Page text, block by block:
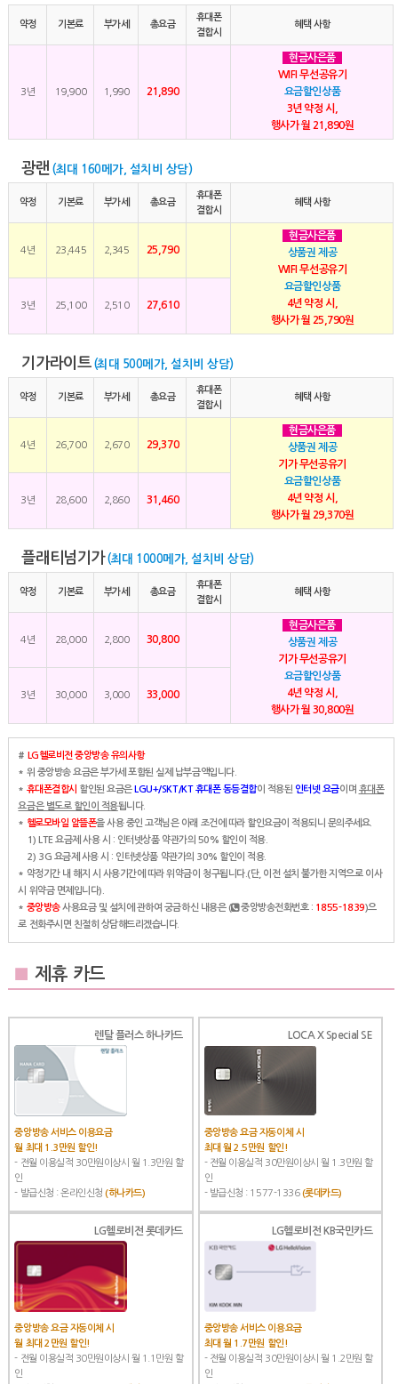
약정 기본료 부가세 총요금
휴대폰
결합시
혜택 사항
3년 19,900 1,990 21,890
현금사은품
WIFI 무선공유기
요금할인상품
3년 약정 시,
행사가 월 21,890원
광랜 (최대 160메가, 설치비 상담)
약정 기본료 부가세 총요금
휴대폰
결합시
혜택 사항
4년 23,445 2,345 25,790
현금사은품
상품권 제공
WIFI 무선공유기
요금할인상품
4년 약정 시,
행사가 월 25,790원
3년 25,100 2,510 27,610
기가라이트(최대 500메가, 설치비 상담)
약정 기본료 부가세 총요금
휴대폰
결합시
혜택 사항
4년 26,700 2,670 29,370
현금사은품
상품권 제공
기가 무선공유기
요금할인상품
4년 약정 시,
행사가 월 29,370원
3년 28,600 2,860 31,460
플래티넘기가(최대 1000메가, 설치비 상담)
약정 기본료 부가세 총요금
휴대폰
결합시
혜택 사항
4년 28,000 2,800 30,800
현금사은품
상품권 제공
기가 무선공유기
요금할인상품
4년 약정 시,
행사가 월 30,800원
3년 30,000 3,000 33,000
# LG헬로비전 중앙방송 유의사항
* 위 중앙방송 요금은 부가세 포함된 실제 납부금액입니다.
* 휴대폰결합시 할인된 요금은 LGU+/SKT/KT 휴대폰 동등결합이 적용된 인터넷 요금이며 휴대폰
요금은 별도로 할인이 적용됩니다.
* 헬로모바일 알뜰폰을 사용 중인 고객님은 아래 조건에 따라 할인요금이 적용되니 문의주세요.
1) LTE 요금제 사용 시 : 인터넷상품 약관가의 50% 할인이 적용.
2) 3G 요금제 사용 시 : 인터넷상품 약관가의 30% 할인이 적용.
* 약정기간 내 해지 시 사용기간에 따라 위약금이 청구됩니다.(단, 이전 설치 불가한 지역으로 이사
시 위약금 면제입니다).
* 중앙방송사용요금 및 설치에 관하여 궁금하신 내용은 ( 중앙방송전화번호 : 1855-1839)으
로 전화주시면 친절히 상담해드리겠습니다.
■제휴 카드
렌탈 플러스 하나카드
중앙방송 서비스 이용요금
월 최대 1.3만원 할인!
- 전월 이용실적 30만원이상시 월 1.3만원 할
인
- 발급신청 : 온라인신청(하나카드)
LOCA X Special SE
중앙방송 요금 자동이체 시
최대 월 2.5만원 할인!
- 전월 이용실적 30만원이상시 월 1.3만원 할
인
- 발급신청 : 1577-1336(롯데카드)
LG헬로비전 롯데카드
중앙방송 요금 자동이체 시
월 최대 2만원 할인!
- 전월 이용실적 30만원이상시 월 1.1만원 할
인
LG헬로비전 KB국민카드
중앙방송 서비스 이용요금
최대 월 1.7만원 할인!
- 전월 이용실적 30만원이상시 월 1.2만원 할
인